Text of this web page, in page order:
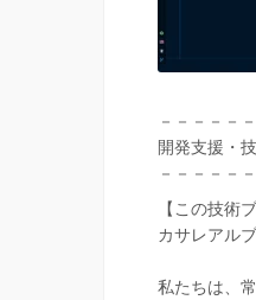
－－－－－
開発支援・
－－－－－
【この技術
カサレアル
私たちは、